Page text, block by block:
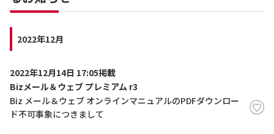
2022年12月
2022年12月14日 17:05掲載
Bizメール＆ウェブ プレミアム r3
Biz メール＆ウェブ オンラインマニュアルのPDFダウンロー
ド不可事象につきまして